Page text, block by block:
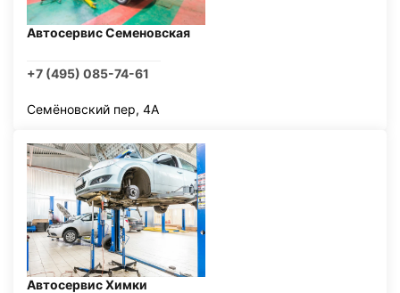
Автосервис Семеновская
+7 (495) 085-74-61
Семёновский пер, 4А
Автосервис Химки